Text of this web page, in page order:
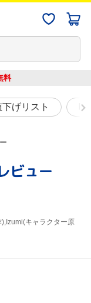
料
下げリスト
ビュー
キャラクター原